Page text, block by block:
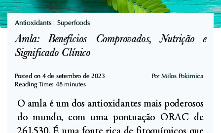
F
r
t
e
M
e
n
e
D
e
n
á
i
a
Antioxidants| Superfoods
Amla: Benefícios Comprovados, Nutrição e
Significado Clínico
Posted on 4 de setembro de 2023 Por Milos Pokimica
Reading Time: 48minutes
O amla é um dos antioxidantes mais poderosos
do mundo, com uma pontuação ORAC de